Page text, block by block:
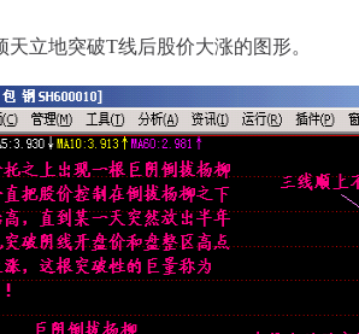
立地突破T线后股价大涨的图形。